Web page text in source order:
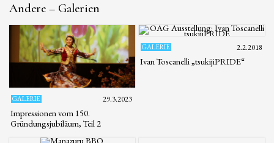
Andere – Galerien
GALERIE 29.3.2023
Impressionen vom 150.
Gründungsjubiläum, Teil 2
GALERIE 2.2.2018
Ivan Toscanelli „tsukijiPRIDE“